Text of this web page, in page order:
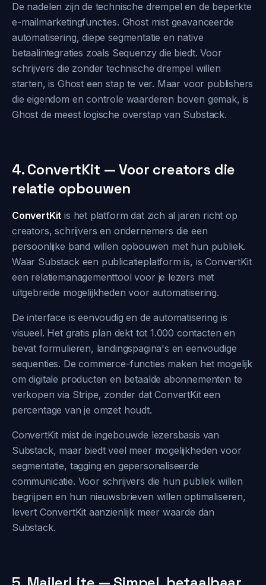
De nadelen zijn de technische drempel en de beperkte
e-mailmarketingfuncties. Ghost mist geavanceerde
automatisering, diepe segmentatie en native
betaalintegraties zoals Sequenzy die biedt. Voor
schrijvers die zonder technische drempel willen
starten, is Ghost een stap te ver. Maar voor publishers
die eigendom en controle waarderen boven gemak, is
Ghost de meest logische overstap van Substack.
4. ConvertKit — Voor creators die
relatie opbouwen
ConvertKit is het platform dat zich al jaren richt op
creators, schrijvers en ondernemers die een
persoonlijke band willen opbouwen met hun publiek.
Waar Substack een publicatieplatform is, is ConvertKit
een relatiemanagementtool voor je lezers met
uitgebreide mogelijkheden voor automatisering.
De interface is eenvoudig en de automatisering is
visueel. Het gratis plan dekt tot 1.000 contacten en
bevat formulieren, landingspagina's en eenvoudige
sequenties. De commerce-functies maken het mogelijk
om digitale producten en betaalde abonnementen te
verkopen via Stripe, zonder dat ConvertKit een
percentage van je omzet houdt.
ConvertKit mist de ingebouwde lezersbasis van
Substack, maar biedt veel meer mogelijkheden voor
segmentatie, tagging en gepersonaliseerde
communicatie. Voor schrijvers die hun publiek willen
begrijpen en hun nieuwsbrieven willen optimaliseren,
levert ConvertKit aanzienlijk meer waarde dan
Substack.